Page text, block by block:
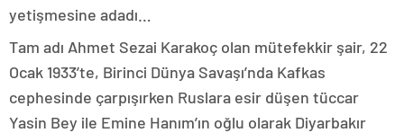
yetişmesine adadı…
Tam adı Ahmet Sezai Karakoç olan mütefekkir şair, 22
Ocak 1933’te, Birinci Dünya Savaşı’nda Kafkas
cephesinde çarpışırken Ruslara esir düşen tüccar
Yasin Bey ile Emine Hanım’ın oğlu olarak Diyarbakır